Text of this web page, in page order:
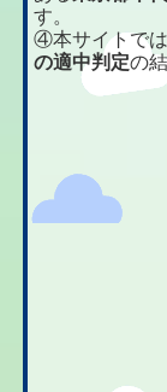
す。
④本サイトで
の適中判定の